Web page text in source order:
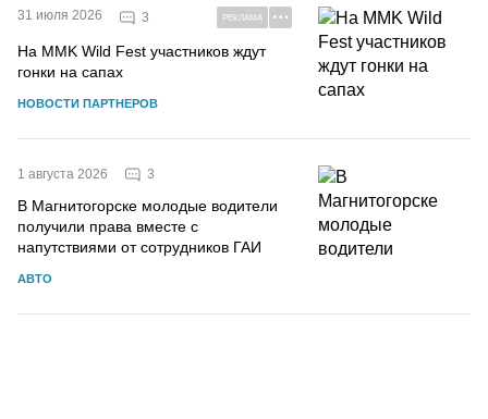
31 июля 2026 3 РЕКЛАМА
На MMK Wild Fest участников ждут
гонки на сапах
НОВОСТИ ПАРТНЕРОВ
1 августа 2026 3
В Магнитогорске молодые водители
получили права вместе с
напутствиями от сотрудников ГАИ
АВТО